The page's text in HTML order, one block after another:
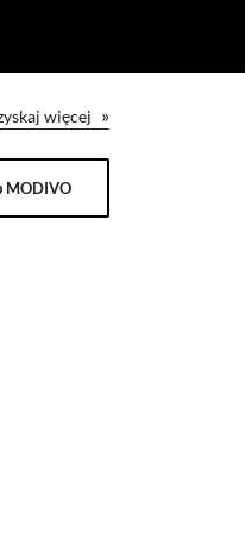
więcej »
MODIVO